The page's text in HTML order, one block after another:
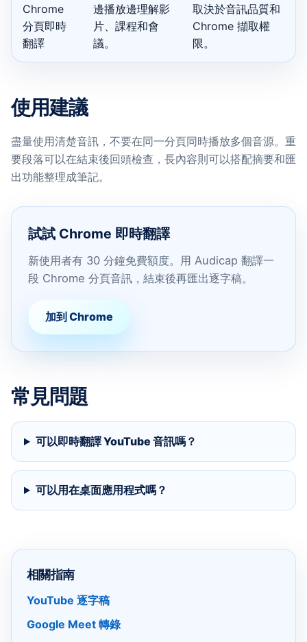
Chrome
分頁即時
翻譯
邊播放邊理解影
片、課程和會
議。
取決於音訊品質和
Chrome 擷取權
限。
使用建議
盡量使用清楚音訊，不要在同一分頁同時播放多個音源。重
要段落可以在結束後回頭檢查，長內容則可以搭配摘要和匯
出功能整理成筆記。
試試 Chrome 即時翻譯
新使用者有 30 分鐘免費額度。用 Audicap 翻譯一
段 Chrome 分頁音訊，結束後再匯出逐字稿。
加到 Chrome
常見問題
可以即時翻譯 YouTube 音訊嗎？
可以用在桌面應用程式嗎？
相關指南
YouTube 逐字稿
Google Meet 轉錄